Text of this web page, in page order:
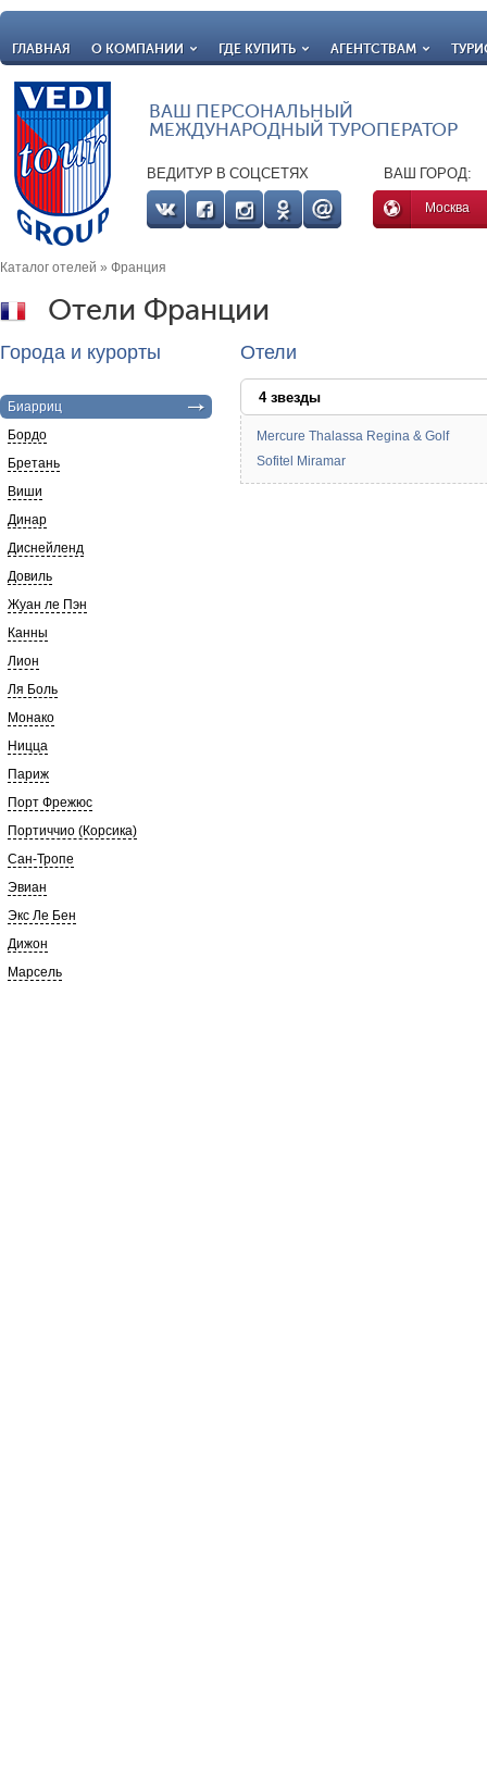
ГЛАВНАЯ О КОМПАНИИ ГДЕ КУПИТЬ АГЕНТСТВАМ
ВАШ ПЕРСОНАЛЬНЫЙ
МЕЖДУНАРОДНЫЙ ТУРОПЕРАТОР
ВЕДИТУР В СОЦСЕТЯХ ВАШ ГОРОД:
Москва
Каталог отелей » Франция
Отели Франции
Города и курорты
Биарриц
Бордо
Бретань
Виши
Динар
Диснейленд
Довиль
Жуан ле Пэн
Канны
Лион
Ля Боль
Монако
Ницца
Париж
Порт Фрежюс
Портиччио (Корсика)
Сан-Тропе
Эвиан
Экс Ле Бен
Дижон
Марсель
Отели
4 звезды
Mercure Thalassa Regina & Golf
Sofitel Miramar